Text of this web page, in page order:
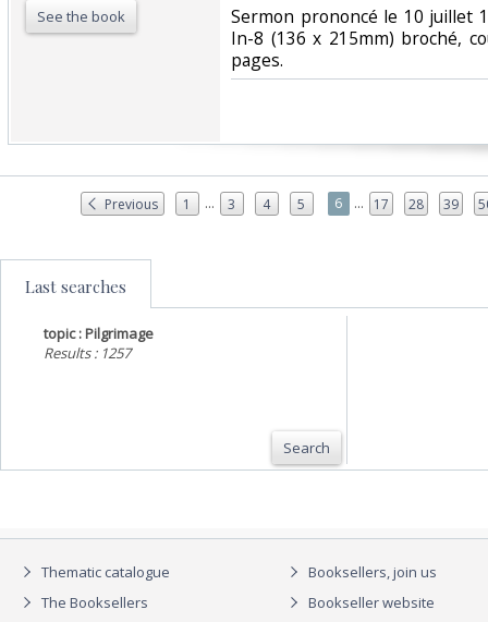
See the book
‎Sermon prononcé le 10 juillet
In-8 (136 x 215mm) broché,
pages.‎
Previous 1 ... 3 4 5 6 ... 17 28 39
Last searches
topic : Pilgrimage
Results : 1257
Search
Thematic catalogue
The Booksellers
Booksellers, join us
Bookseller website